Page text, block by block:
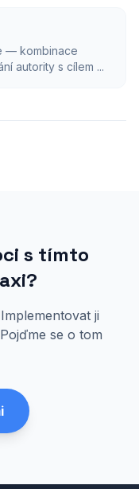
— kombinace
autority s cílem ...
s tímto
ji
se o tom